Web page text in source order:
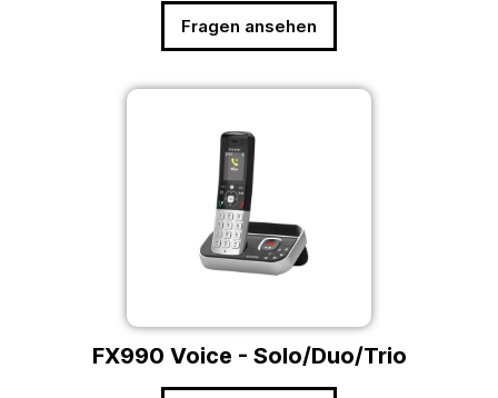
Fragen ansehen
FX990 Voice - Solo/Duo/Trio